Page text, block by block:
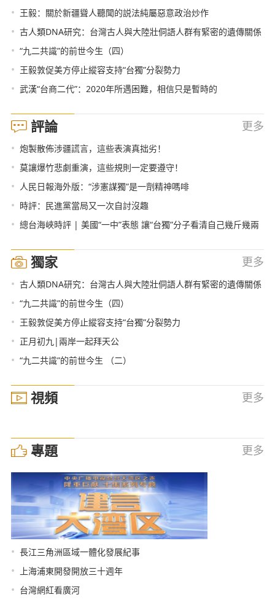
• 王毅：關於新疆聳人聽聞的説法純屬惡意政治炒作
• 古人類DNA研究：台灣古人與大陸壯侗語人群有緊密的遺傳關係
• “九二共識”的前世今生（四）
• 王毅敦促美方停止縱容支持“台獨”分裂勢力
• 武漢“台商二代”：2020年所遇困難，相信只是暫時的
評論 更多
• 炮製散佈涉疆謊言，這些表演真拙劣！
• 莫讓爆竹悲劇重演，這些規則一定要遵守！
• 人民日報海外版：“涉憲謀獨”是一劑精神嗎啡
• 時評：民進黨當局又一次自討沒趣
• 總台海峽時評 | 美國“一中”表態 讓“台獨”分子看清自己幾斤幾兩
獨家 更多
• 古人類DNA研究：台灣古人與大陸壯侗語人群有緊密的遺傳關係
• “九二共識”的前世今生（四）
• 王毅敦促美方停止縱容支持“台獨”分裂勢力
• 正月初九|兩岸一起拜天公
• “九二共識”的前世今生 （二）
視頻 更多
專題 更多
• 長江三角洲區域一體化發展紀事
• 上海浦東開發開放三十週年
• 台灣網紅看廣河